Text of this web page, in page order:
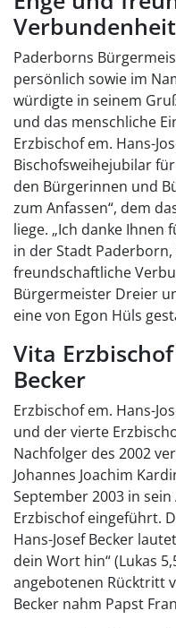
Verbundenheit
Paderborns
persönlich sowie im
würdigte in seinem
und das menschliche
Erzbischof em. Hans-
Bischofsweihejubilar
den Bürgerinnen und
zum Anfassen“, dem
liege. „Ich danke
in der Stadt
freundschaftliche
Bürgermeister Dreier
eine von Egon Hüls
Vita
Becker
Erzbischof em. Hans-
und der vierte
Nachfolger des 2002
Johannes Joachim
September 2003 in
Erzbischof eingeführt.
Hans-Josef Becker
dein Wort hin“ (Lukas
angebotenen Rücktritt
Becker nahm Papst